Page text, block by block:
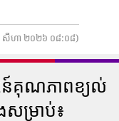
សីហា ២០២៦ ០៨:០៨)
ន៍គុណភាពខ្យល់
សម្រាប់៖